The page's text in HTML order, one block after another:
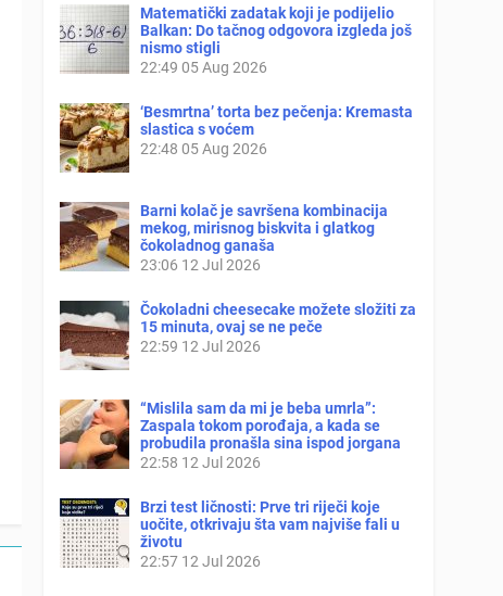
Matematički zadatak koji je podijelio
Balkan: Do tačnog odgovora izgleda još
nismo stigli
22:49 05 Aug 2026
‘Besmrtna’ torta bez pečenja: Kremasta
slastica s voćem
22:48 05 Aug 2026
Barni kolač je savršena kombinacija
mekog, mirisnog biskvita i glatkog
čokoladnog ganaša
23:06 12 Jul 2026
Čokoladni cheesecake možete složiti za
15 minuta, ovaj se ne peče
22:59 12 Jul 2026
“Mislila sam da mi je beba umrla”:
Zaspala tokom porođaja, a kada se
probudila pronašla sina ispod jorgana
22:58 12 Jul 2026
Brzi test ličnosti: Prve tri riječi koje
uočite, otkrivaju šta vam najviše fali u
životu
22:57 12 Jul 2026